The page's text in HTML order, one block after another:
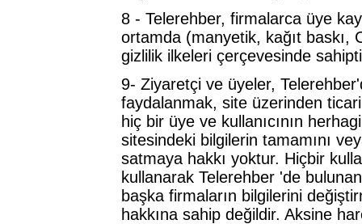
8 - Telerehber, firmalarca üye
ortamda (manyetik, kağıt baskı,
gizlilik ilkeleri çerçevesinde
9- Ziyaretçi ve üyeler,
faydalanmak, site üzerinden
hiç bir üye ve kullanıcının
sitesindeki bilgilerin tamamını
satmaya hakkı yoktur. Hiçbir
kullanarak Telerehber 'de
başka firmaların bilgilerini
hakkına sahip değildir. Aksine